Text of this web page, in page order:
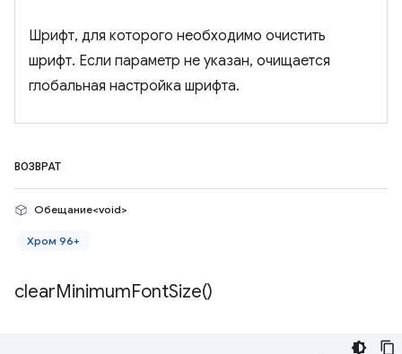
Шрифт, для которого необходимо очистить
шрифт. Если параметр не указан, очищается
глобальная настройка шрифта.
ВОЗВРАТ
Обещание<void>
Хром 96+
clearMinimumFontSize()